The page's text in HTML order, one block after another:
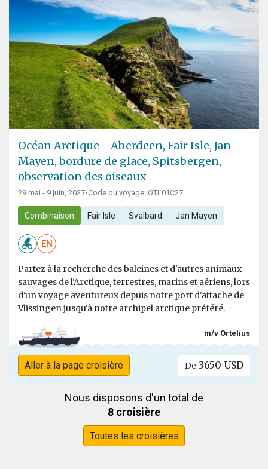
Océan Arctique - Aberdeen, Fair Isle, Jan
Mayen, bordure de glace, Spitsbergen,
observation des oiseaux
29 mai - 9 juin, 2027•Code du voyage: OTL01C27
Combinaison Fair Isle Svalbard Jan Mayen
EN
Partez à la recherche des baleines et d'autres animaux
sauvages de l'Arctique, terrestres, marins et aériens, lors
d'un voyage aventureux depuis notre port d'attache de
Vlissingen jusqu'à notre archipel arctique préféré.
m/v Ortelius
Aller à la page croisière De 3650 USD
Nous disposons d'un total de
8 croisière
Toutes les croisières